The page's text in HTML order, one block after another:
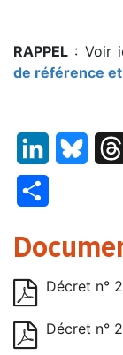
RAPPEL : Voir
de référence
LinkedIn
Décret n°
Décret n°